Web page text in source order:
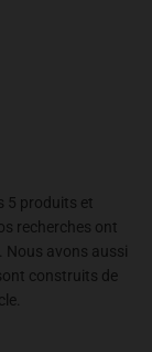
5 produits et
recherches ont
Nous avons aussi
construits de